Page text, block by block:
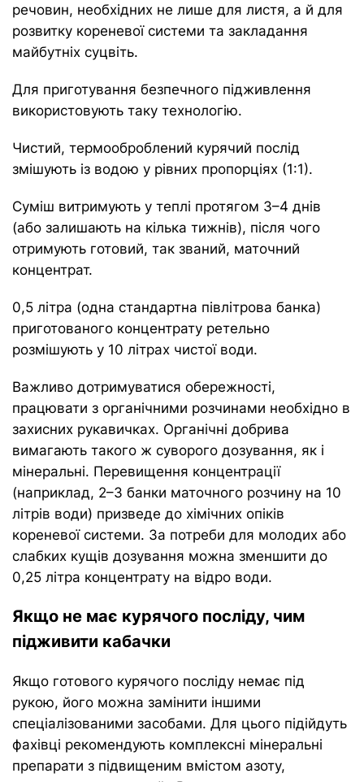
речовин, необхідних не лише для листя, а й для
розвитку кореневої системи та закладання
майбутніх суцвіть.
Для приготування безпечного підживлення
використовують таку технологію.
Чистий, термооброблений курячий послід
змішують із водою у рівних пропорціях (1:1).
Суміш витримують у теплі протягом 3–4 днів
(або залишають на кілька тижнів), після чого
отримують готовий, так званий, маточний
концентрат.
0,5 літра (одна стандартна півлітрова банка)
приготованого концентрату ретельно
розмішують у 10 літрах чистої води.
Важливо дотримуватися обережності,
працювати з органічними розчинами необхідно в
захисних рукавичках. Органічні добрива
вимагають такого ж суворого дозування, як і
мінеральні. Перевищення концентрації
(наприклад, 2–3 банки маточного розчину на 10
літрів води) призведе до хімічних опіків
кореневої системи. За потреби для молодих або
слабких кущів дозування можна зменшити до
0,25 літра концентрату на відро води.
Якщо не має курячого посліду, чим
підживити кабачки
Якщо готового курячого посліду немає під
рукою, його можна замінити іншими
спеціалізованими засобами. Для цього підійдуть
фахівці рекомендують комплексні мінеральні
препарати з підвищеним вмістом азоту,